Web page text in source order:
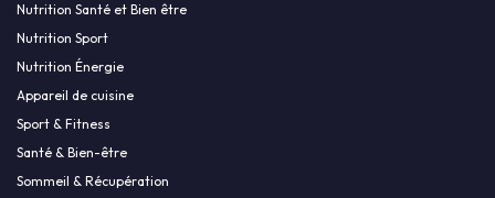
Nutrition Santé et Bien être
Nutrition Sport
Nutrition Énergie
Appareil de cuisine
Sport & Fitness
Santé & Bien-être
Sommeil & Récupération